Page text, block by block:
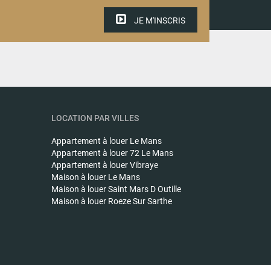
JE M'INSCRIS
LOCATION PAR VILLES
Appartement à louer Le Mans
Appartement à louer72 Le Mans
Appartement à louerVibraye
Maison à louer Le Mans
Maison à louerSaint Mars D Outille
Maison à louer Roeze Sur Sarthe